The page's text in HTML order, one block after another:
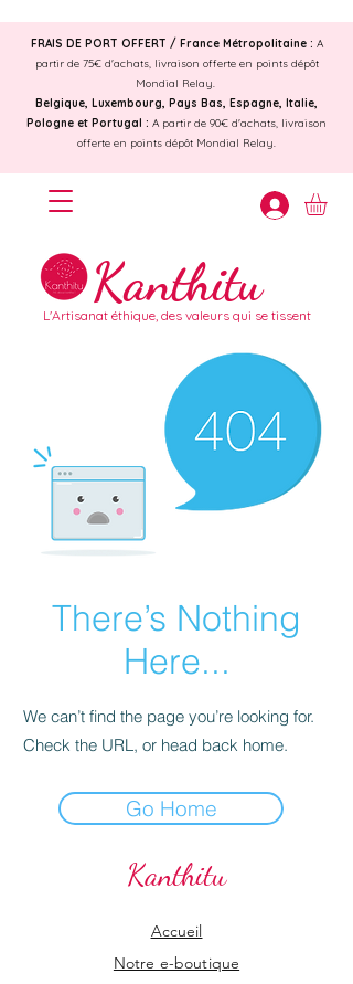
Kanthitu
L'Artisanat éthique, des valeurs qui se tissent
FRAIS DE PORT OFFERT / France Métropolitaine : A
partir de 75€ d'achats, livraison offerte en points dépôt
Mondial Relay.
Belgique, Luxembourg, Pays Bas, Espagne, Italie,
Pologne et Portugal : A partir de 90€ d'achats, livraison
offerte en points dépôt Mondial Relay.
There’s Nothing
Here...
We can’t find the page you’re looking for.
Check the URL, or head back home.
Go Home
Kanthitu
Accueil
Notre e-boutique